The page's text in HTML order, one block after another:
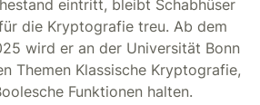
eintritt, bleibt Schabhüser
die Kryptografie treu. Ab dem
wird er an der Universität Bonn
Themen Klassische Kryptografie,
Funktionen halten.